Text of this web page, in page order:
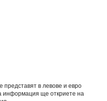
представят в левове и евро
информация ще откриете на